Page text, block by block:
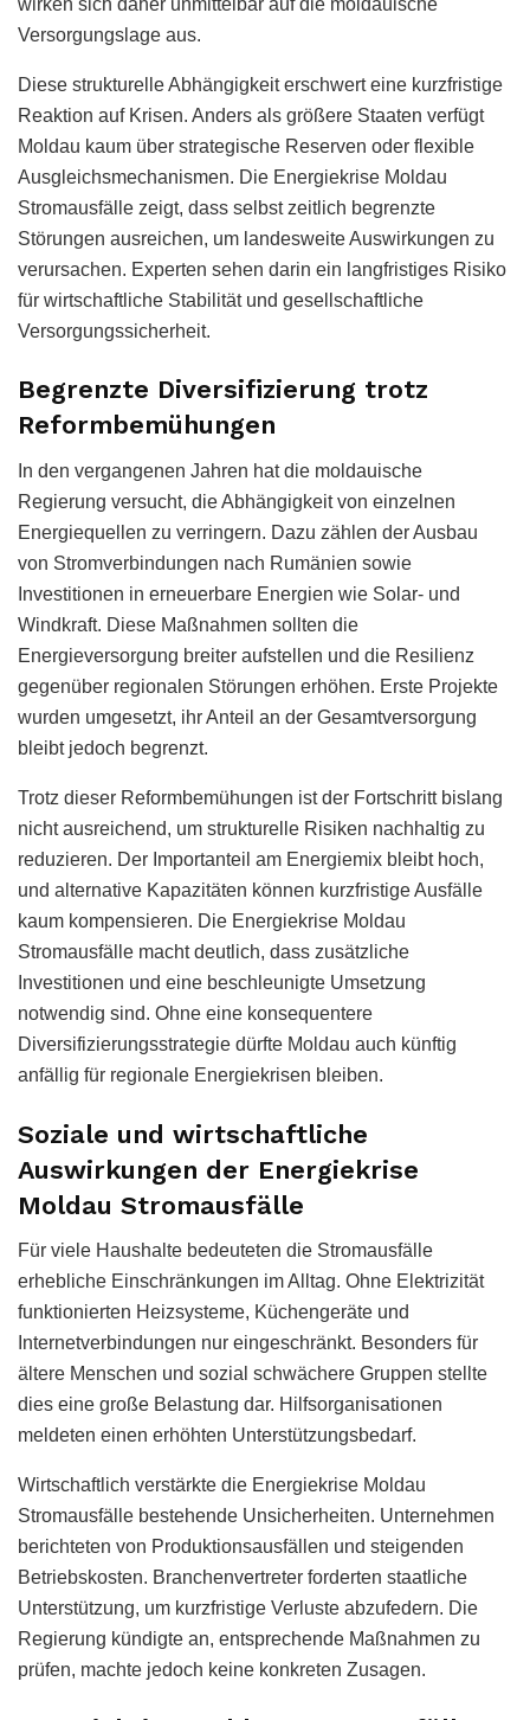
Versorgungslage aus.
Diese strukturelle Abhängigkeit erschwert eine kurzfristige
Reaktion auf Krisen. Anders als größere Staaten verfügt
Moldau kaum über strategische Reserven oder flexible
Ausgleichsmechanismen. Die Energiekrise Moldau
Stromausfälle zeigt, dass selbst zeitlich begrenzte
Störungen ausreichen, um landesweite Auswirkungen zu
verursachen. Experten sehen darin ein langfristiges Risiko
für wirtschaftliche Stabilität und gesellschaftliche
Versorgungssicherheit.
Begrenzte Diversifizierung trotz
Reformbemühungen
In den vergangenen Jahren hat die moldauische
Regierung versucht, die Abhängigkeit von einzelnen
Energiequellen zu verringern. Dazu zählen der Ausbau
von Stromverbindungen nach Rumänien sowie
Investitionen in erneuerbare Energien wie Solar- und
Windkraft. Diese Maßnahmen sollten die
Energieversorgung breiter aufstellen und die Resilienz
gegenüber regionalen Störungen erhöhen. Erste Projekte
wurden umgesetzt, ihr Anteil an der Gesamtversorgung
bleibt jedoch begrenzt.
Trotz dieser Reformbemühungen ist der Fortschritt bislang
nicht ausreichend, um strukturelle Risiken nachhaltig zu
reduzieren. Der Importanteil am Energiemix bleibt hoch,
und alternative Kapazitäten können kurzfristige Ausfälle
kaum kompensieren. Die Energiekrise Moldau
Stromausfälle macht deutlich, dass zusätzliche
Investitionen und eine beschleunigte Umsetzung
notwendig sind. Ohne eine konsequentere
Diversifizierungsstrategie dürfte Moldau auch künftig
anfällig für regionale Energiekrisen bleiben.
Soziale und wirtschaftliche
Auswirkungen der Energiekrise
Moldau Stromausfälle
Für viele Haushalte bedeuteten die Stromausfälle
erhebliche Einschränkungen im Alltag. Ohne Elektrizität
funktionierten Heizsysteme, Küchengeräte und
Internetverbindungen nur eingeschränkt. Besonders für
ältere Menschen und sozial schwächere Gruppen stellte
dies eine große Belastung dar. Hilfsorganisationen
meldeten einen erhöhten Unterstützungsbedarf.
Wirtschaftlich verstärkte die Energiekrise Moldau
Stromausfälle bestehende Unsicherheiten. Unternehmen
berichteten von Produktionsausfällen und steigenden
Betriebskosten. Branchenvertreter forderten staatliche
Unterstützung, um kurzfristige Verluste abzufedern. Die
Regierung kündigte an, entsprechende Maßnahmen zu
prüfen, machte jedoch keine konkreten Zusagen.